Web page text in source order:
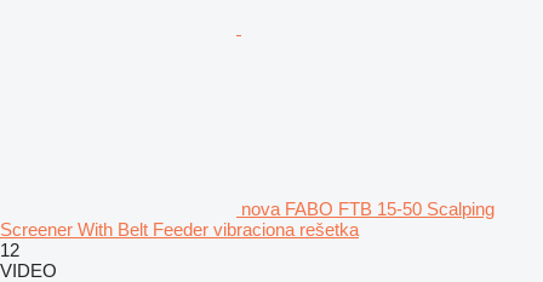
nova FABO FTB 15-50 Scalping
Screener With Belt Feeder vibraciona rešetka
12
VIDEO